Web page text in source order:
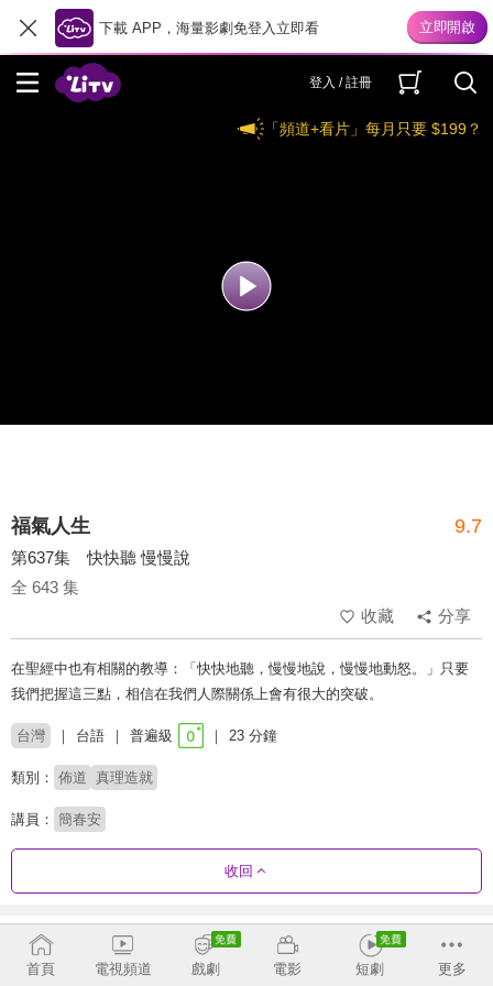
下載 APP，海量影劇免登入立即看
登入 / 註冊
「頻道+看片」每月只要 $199？
福氣人生 9.7
第637集 快快聽 慢慢說
全 643 集
收藏
分享
在聖經中也有相關的教導：「快快地聽，慢慢地說，慢慢地動怒。」只要
我們把握這三點，相信在我們人際關係上會有很大的突破。
台灣 台語 普遍級 23 分鐘
類別： 佈道 真理造就
講員： 簡春安
收回
劇集列表 正序 收合
1 - 36 37 - 72 73 - 116 117 - 154
首頁 電視頻道 戲劇 電影 短劇 更多